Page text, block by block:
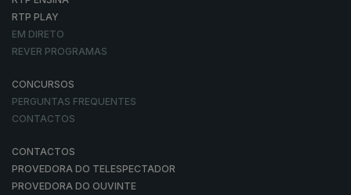
RTP PLAY
EM DIRETO
REVER PROGRAMAS
CONCURSOS
PERGUNTAS FREQUENTES
CONTACTOS
CONTACTOS
PROVEDORA DO TELESPECTADOR
PROVEDORA DO OUVINTE